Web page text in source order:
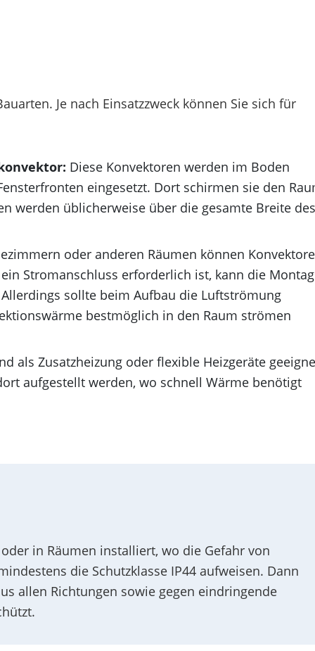
Je nach Einsatzzweck können Sie sich für
Diese Konvektoren werden im Boden
eingesetzt. Dort schirmen sie den
werden üblicherweise über die gesamte Breite des
oder anderen Räumen können
Stromanschluss erforderlich ist, kann die
sollte beim Aufbau die Luftströmung
bestmöglich in den Raum strömen
als Zusatzheizung oder flexible Heizgeräte
aufgestellt werden, wo schnell Wärme benötigt
in Räumen installiert, wo die Gefahr von
die Schutzklasse IP44 aufweisen. Dann
allen Richtungen sowie gegen eindringende